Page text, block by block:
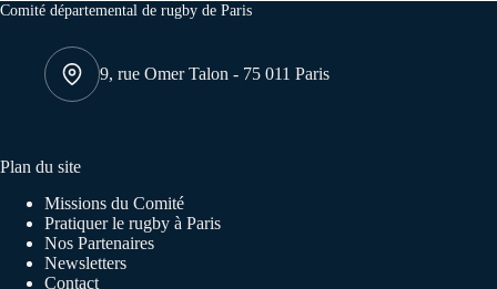
Comité départemental de rugby de Paris
9, rue Omer Talon - 75 011 Paris
Plan du site
Missions du Comité
Pratiquer le rugby à Paris
Nos Partenaires
Newsletters
Contact